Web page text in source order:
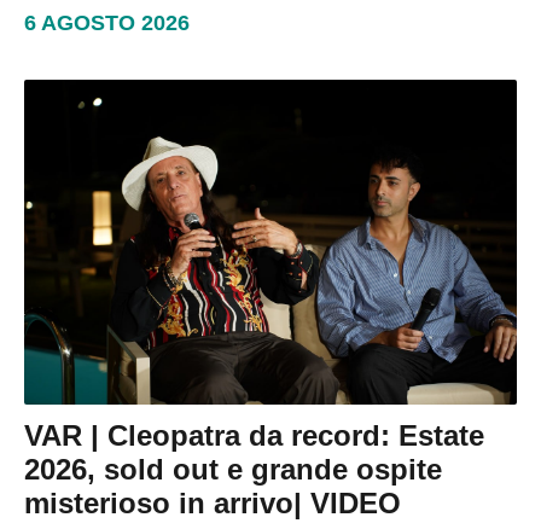
6 AGOSTO 2026
VAR | Cleopatra da record: Estate
2026, sold out e grande ospite
misterioso in arrivo| VIDEO